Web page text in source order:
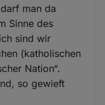
man da
Sinne des
sind wir
(katholischen
Nation“.
so gewieft